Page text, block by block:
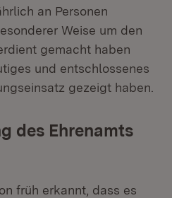
an Personen
Weise um den
gemacht haben
und entschlossenes
gezeigt haben.
des Ehrenamts
früh erkannt, dass es